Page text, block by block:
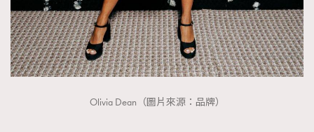
Olivia Dean（圖片來源：品牌）